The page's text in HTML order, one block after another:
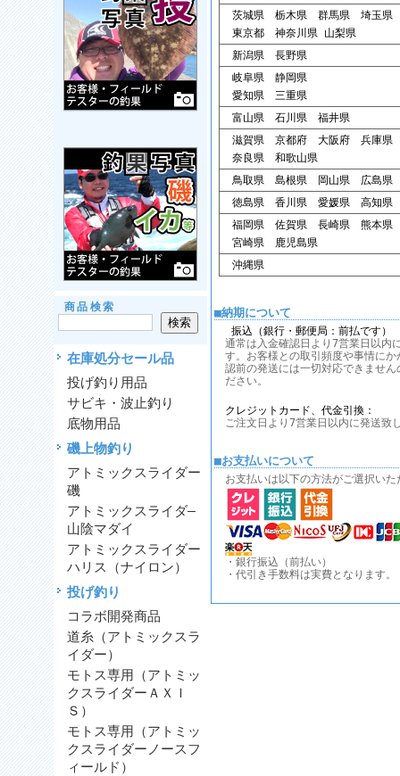
商品検索
在庫処分セール品
投げ釣り用品
サビキ・波止釣り
底物用品
磯上物釣り
アトミックスライダー
磯
アトミックスライダ―
山陰マダイ
アトミックスライダー
ハリス（ナイロン）
投げ釣り
コラボ開発商品
道糸（アトミックスラ
イダー）
モトス専用（アトミッ
クスライダーＡＸＩ
Ｓ）
モトス専用（アトミッ
クスライダーノースフ
ィールド）
茨城県 栃木県 群馬県 埼玉県
東京都 神奈川県 山梨県
新潟県 長野県
岐阜県 静岡県
愛知県 三重県
富山県 石川県 福井県
滋賀県 京都府 大阪府 兵庫県
奈良県 和歌山県
鳥取県 島根県 岡山県 広島県
徳島県 香川県 愛媛県 高知県
福岡県 佐賀県 長崎県 熊本県
宮崎県 鹿児島県
沖縄県
■納期について
振込（銀行・郵便局：前払です）
通常は入金確認日より7営業日以内
す。お客様との取引頻度や事情に
認前の発送には一切対応できませ
ださい。
クレジットカード、代金引換：
ご注文日より7営業日以内に発送致
■お支払いについて
お支払いは以下の方法がご選択いた
・銀行振込（前払い）
・代引き手数料は実費となります。